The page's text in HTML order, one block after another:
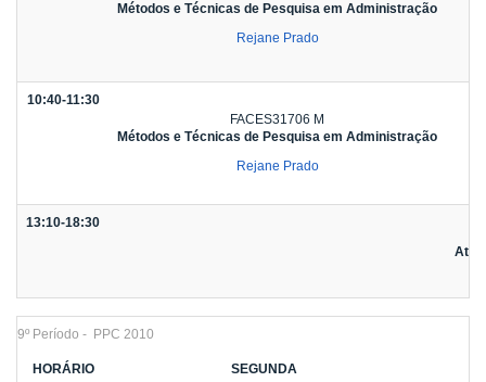
Métodos e Técnicas de Pesquisa em Administração
Rejane Prado
10:40-11:30
FACES31706 M
Métodos e Técnicas de Pesquisa em Administração
Rejane Prado
13:10-18:30
9º Período - PPC 2010
HORÁRIO SEGUNDA